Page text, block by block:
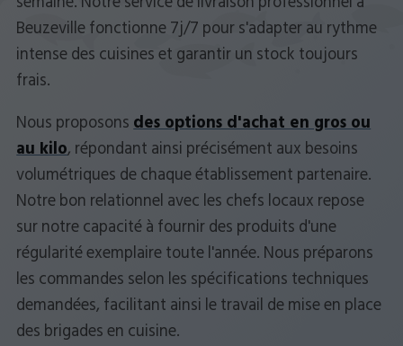
Beuzeville fonctionne 7j/7 pour s'adapter au rythme
intense des cuisines et garantir un stock toujours
frais.
Nous proposonsdes options d'achat en gros ou
au kilo, répondant ainsi précisément aux besoins
volumétriques de chaque établissement partenaire.
Notre bon relationnel avec les chefs locaux repose
sur notre capacité à fournir des produits d'une
régularité exemplaire toute l'année. Nous préparons
les commandes selon les spécifications techniques
demandées, facilitant ainsi le travail de mise en place
des brigades en cuisine.